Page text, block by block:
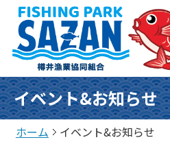
イベント&お知らせ
ホーム イベント&お知らせ